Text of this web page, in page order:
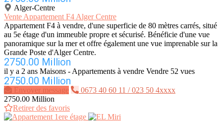
Alger-Centre
Vente Appartement F4 Alger Centre
Appartement F4 à vendre, d'une superficie de 80 mètres carrés, situé
au 5e étage d'un immeuble propre et sécurisé. Bénéficie d'une vue
panoramique sur la mer et offre également une vue imprenable sur la
Grande Poste d'Alger Centre.
2750.00 Million
il y a 2 ans Maisons - Appartements à vendre Vendre 52 vues
2750.00 Million
Envoyer message
0673 40 60 11 / 023 50 4xxxx
2750.00 Million
Retirer des favoris